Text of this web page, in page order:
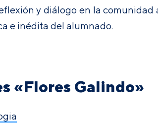
y diálogo en la
e inédita del alumnado.
«Flores Galindo»